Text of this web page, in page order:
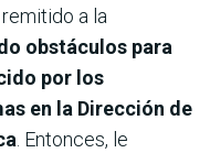
a la
obstáculos para
por los
en la Dirección de
. Entonces, le